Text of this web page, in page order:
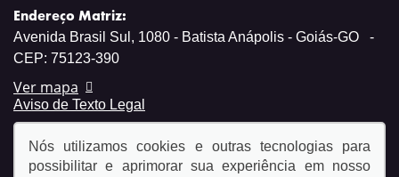
Endereço Matriz:
Avenida Brasil Sul, 1080 - Batista Anápolis - Goiás-GO
-
CEP: 75123-390
Ver mapa
Aviso de Texto Legal
Nós utilizamos cookies e outras tecnologias para
possibilitar e aprimorar sua experiência em nosso